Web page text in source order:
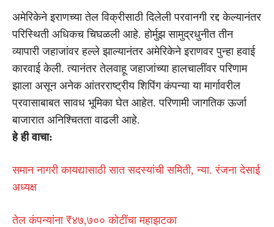
अमेरिकेने इराणच्या तेल विक्रीसाठी दिलेली परवानगी रद्द केल्यानंतर
परिस्थिती अधिकच चिघळली आहे. होर्मुझ सामुद्रधुनीत तीन
व्यापारी जहाजांवर हल्ले झाल्यानंतर अमेरिकेने इराणवर पुन्हा हवाई
कारवाई केली. त्यानंतर तेलवाहू जहाजांच्या हालचालींवर परिणाम
झाला असून अनेक आंतरराष्ट्रीय शिपिंग कंपन्या या मार्गावरील
प्रवासाबाबत सावध भूमिका घेत आहेत. परिणामी जागतिक ऊर्जा
बाजारात अनिश्चितता वाढली आहे.
हे ही वाचा:
समान नागरी कायद्यासाठी सात सदस्यांची समिती, न्या. रंजना देसाई
अध्यक्ष
तेल कंपन्यांना ₹४७,७०० कोटींचा महाझटका